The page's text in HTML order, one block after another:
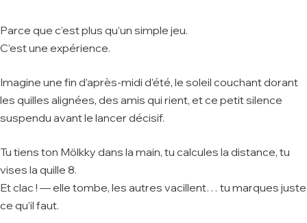
Parce que c’est plus qu’un simple jeu.
C’est une expérience.
Imagine une fin d’après-midi d’été, le soleil couchant dorant
les quilles alignées, des amis qui rient, et ce petit silence
suspendu avant le lancer décisif.
Tu tiens ton Mölkky dans la main, tu calcules la distance, tu
vises la quille 8.
Et clac ! — elle tombe, les autres vacillent… tu marques juste
ce qu’il faut.